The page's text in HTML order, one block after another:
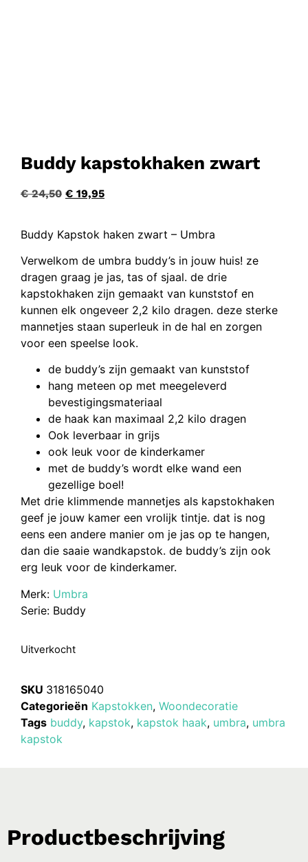
Buddy kapstokhaken zwart
€24,50 € 19,95
Buddy Kapstok haken zwart – Umbra
Verwelkom de umbra buddy’s in jouw huis! ze
dragen graag je jas, tas of sjaal. de drie
kapstokhaken zijn gemaakt van kunststof en
kunnen elk ongeveer 2,2 kilo dragen. deze sterke
mannetjes staan superleuk in de hal en zorgen
voor een speelse look.
de buddy’s zijn gemaakt van kunststof
hang meteen op met meegeleverd
bevestigingsmateriaal
de haak kan maximaal 2,2 kilo dragen
Ook leverbaar in grijs
ook leuk voor de kinderkamer
met de buddy’s wordt elke wand een
gezellige boel!
Met drie klimmende mannetjes als kapstokhaken
geef je jouw kamer een vrolijk tintje. dat is nog
eens een andere manier om je jas op te hangen,
dan die saaie wandkapstok. de buddy’s zijn ook
erg leuk voor de kinderkamer.
Merk: Umbra
Serie: Buddy
Uitverkocht
SKU 318165040
Categorieën Kapstokken, Woondecoratie
Tags buddy, kapstok, kapstok haak, umbra, umbra
kapstok
Productbeschrijving